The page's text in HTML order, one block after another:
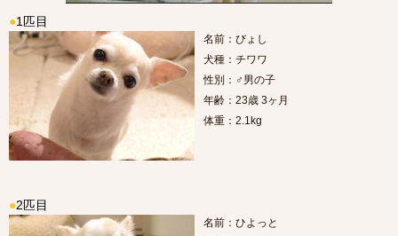
●1匹目
名前：びょし
犬種：チワワ
性別：♂男の子
年齢：23歳 3ヶ月
体重：2.1kg
●2匹目
名前：ひよっと